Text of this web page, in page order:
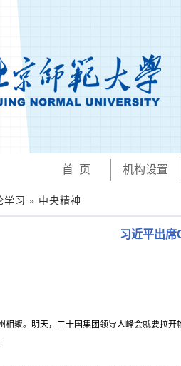
首 页 机构设置
学习 » 中央精神
习近平出席
。明天，二十国集团领导人峰会就要拉开